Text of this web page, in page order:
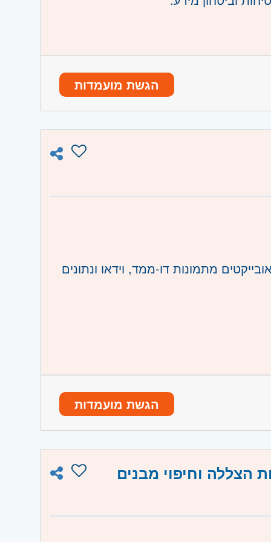
הגשת מועמדות
מתמונות דו-ממד, וידאו ונתונים
מתמטיקה או תחום רלוונטי
וגבעת שמואל, חולון ובת-ים, מודיעין,
הגשת מועמדות
הצללה וחיפוי מבנים